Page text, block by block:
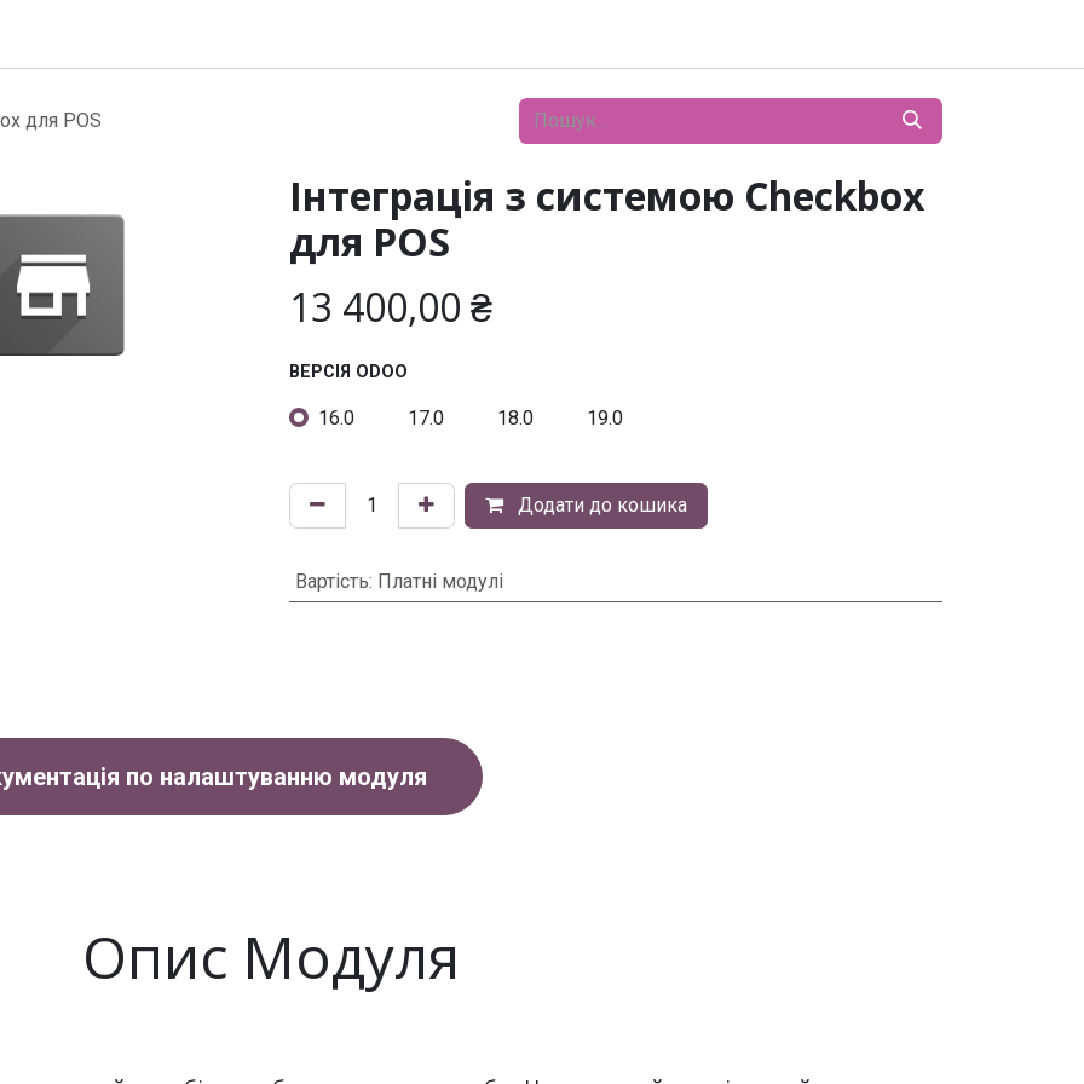
для POS
Інтеграція з системою Checkbox
для POS
13 400,00 ₴
ВЕРСІЯ ODOO
16.0 17.0 18.0 19.0
Додати до кошика
Вартість: Платні модулі
по налаштуванню модуля
Опис Модуля